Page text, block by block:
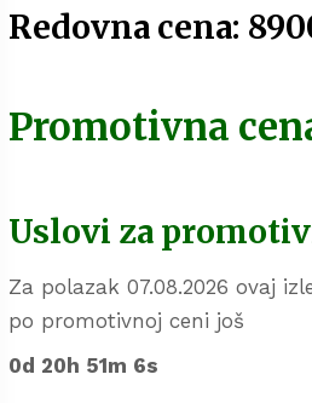
Redovna cena:
Promotivna
Uslovi za
Za polazak 07.08.2026 ovaj
po promotivnoj ceni još
0d 20h 51m 5s